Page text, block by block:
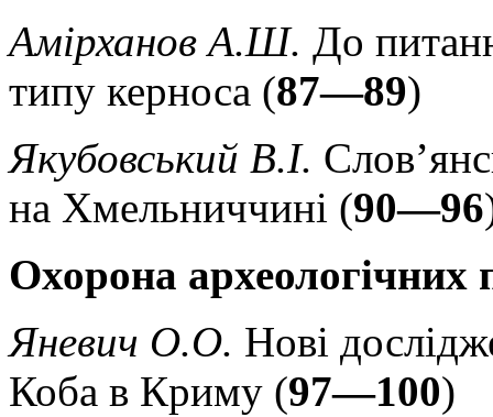
Амірханов А.Ш. До
типу керноса (87—89)
Якубовський В.І.
на Хмельниччині (90—96
Охорона археологічних
Яневич О.О. Нові
Коба в Криму (97—100)